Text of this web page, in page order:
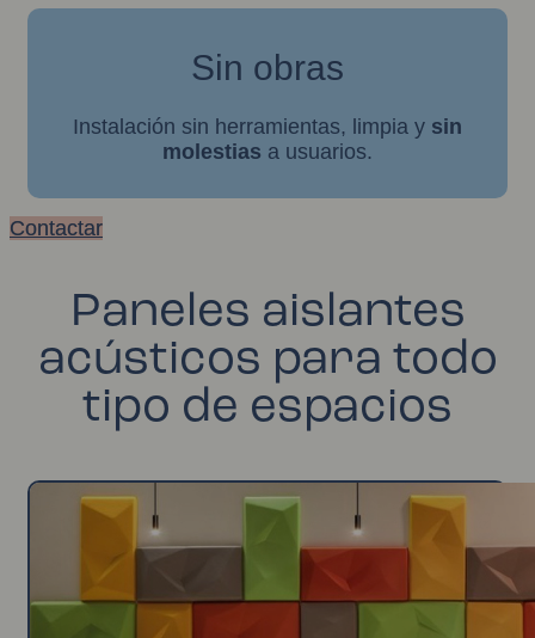
Sin obras
Instalación sin herramientas, limpia y sin
molestias a usuarios.
Contactar
Paneles aislantes
acústicos para todo
tipo de espacios